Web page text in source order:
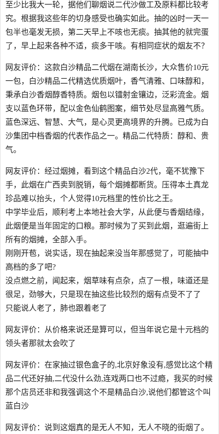
至少比我大一轮，据他们聊烟说二代沙做工及原料都比较考
究。根据我这些年的切身感受也确实如此。抽的凶时一天一
包半也毫发无损，第二天早上不咳也无痰。抽其他的就完蛋
了，早上起来各种不适，痰多干咳。有相同症状的烟友不？
网友评价：这款白沙精品二代烟在湖南长沙，大众售价10元
一包，白沙精品二代精选优质烟叶，香气清雅、口味醇和，
秉承白沙香烟醇香特质。烟包以镭射金镶边，泛彩流金。烟
支以蓝色环带，配以金色仙鹤图案，细节处尽显高雅气质。
蓝色深远、智慧、大气，是心灵更高境界的升腾。已成为白
沙集团中档香烟的代表作品之一。精品二代特质：醇和、贵
气。
网友评价：经过烟摊，看到这个精品白沙2代，毫不犹豫下
手，此烟在广西卖到脱销，每个烟摊都断货。压得本土真龙
珍品难以抬头，个人觉得10元档里的性价比之王。
中学毕业后，顺利考上本地社会大学，从此便与香烟结缘，
此烟便是当年固定的口粮。那时候为了买到此烟，逛遍街上
所有的烟摊，全部入手。
刚刚开苞，说实话，现在抽起来没当年那感觉了，可能抽中
高档的多了吧?
没点燃之前，闻起来，烟草味有点杂，点了一根，味道还是
很足，劲够大，只是现在抽这些比较烈的烟有点受不了了
只能说人老了，肺也跟着老了
网友评价：从价格来说还是算可以，但当年说它是十元档的
领头者那就太会吹了
网友评价：在家抽过银色盒子的,北京好象没有,感觉比这个精
品二代还好抽,二代没什么劲,连戏两口也不过瘾，我买的时候
那个店员还非和我强调这个不是精品白沙,说他们都管这个叫
蓝白沙
网友评价：说到这烟真的是无人不知，无人不晓的街烟了。